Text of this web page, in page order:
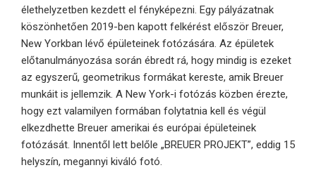
élethelyzetben kezdett el fényképezni. Egy pályázatnak
köszönhetően 2019-ben kapott felkérést először Breuer,
New Yorkban lévő épületeinek fotózására. Az épületek
előtanulmányozása során ébredt rá, hogy mindig is ezeket
az egyszerű, geometrikus formákat kereste, amik Breuer
munkáit is jellemzik. A New York-i fotózás közben érezte,
hogy ezt valamilyen formában folytatnia kell és végül
elkezdhette Breuer amerikai és európai épületeinek
fotózását. Innentől lett belőle „BREUER PROJEKT”, eddig 15
helyszín, megannyi kiváló fotó.